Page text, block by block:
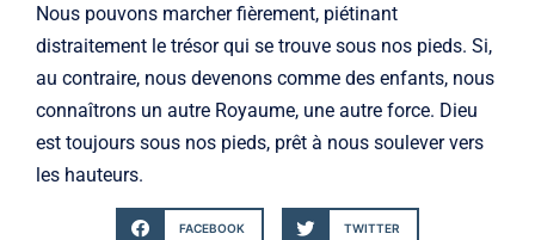
Nous pouvons marcher fièrement, piétinant
distraitement le trésor qui se trouve sous nos pieds. Si,
au contraire, nous devenons comme des enfants, nous
connaîtrons un autre Royaume, une autre force. Dieu
est toujours sous nos pieds, prêt à nous soulever vers
les hauteurs.
FACEBOOK TWITTER